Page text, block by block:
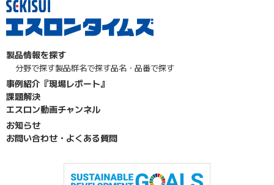
製品情報を探す
分野で探す製品群名で探す品名・品番で探す
事例紹介『現場レポート』
課題解決
エスロン動画チャンネル
お知らせ
お問い合わせ・よくある質問